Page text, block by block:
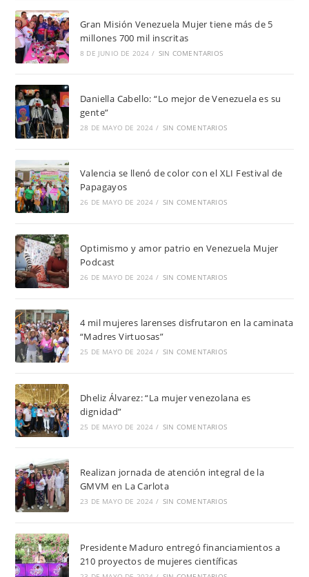
Gran Misión Venezuela Mujer tiene más de 5
millones 700 mil inscritas
8 DE JUNIO DE 2024 / SIN COMENTARIOS
Daniella Cabello: “Lo mejor de Venezuela es su
gente”
28 DE MAYO DE 2024 / SIN COMENTARIOS
Valencia se llenó de color con el XLI Festival de
Papagayos
26 DE MAYO DE 2024 / SIN COMENTARIOS
Optimismo y amor patrio en Venezuela Mujer
Podcast
26 DE MAYO DE 2024 / SIN COMENTARIOS
4 mil mujeres larenses disfrutaron en la caminata
“Madres Virtuosas”
25 DE MAYO DE 2024 / SIN COMENTARIOS
Dheliz Álvarez: “La mujer venezolana es
dignidad”
25 DE MAYO DE 2024 / SIN COMENTARIOS
Realizan jornada de atención integral de la
GMVM en La Carlota
23 DE MAYO DE 2024 / SIN COMENTARIOS
Presidente Maduro entregó financiamientos a
210 proyectos de mujeres científicas